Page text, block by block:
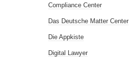
Compliance Center
Das Deutsche Matter Center
Die Appkiste
Digital Lawyer